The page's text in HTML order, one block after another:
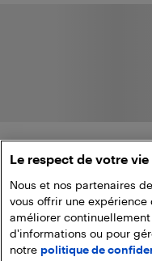
Le respect de votre
Nous et nos partenaires
vous offrir une
améliorer
d'informations ou pour
notre politique de